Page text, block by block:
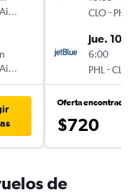
CLO- PHL
jue. 10/
6:00
PHL -CLO
Oferta encontrada
$720
de